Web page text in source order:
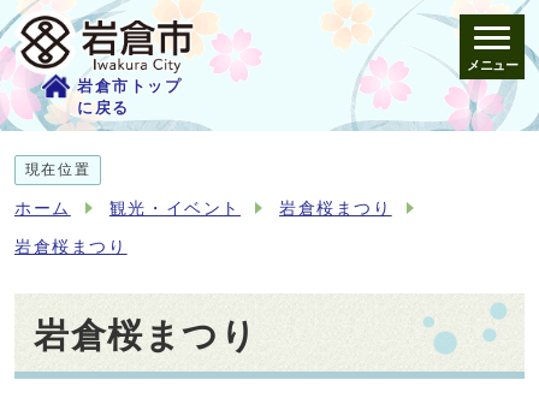
岩倉市トップ
に戻る
メニュー
現在位置
ホーム 観光・イベント 岩倉桜まつり
岩倉桜まつり
岩倉桜まつり